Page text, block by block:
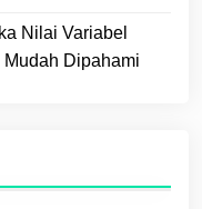
Nilai Variabel
Dipahami